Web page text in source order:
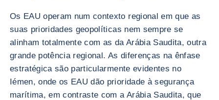
Os EAU operam num contexto regional em que as
suas prioridades geopolíticas nem sempre se
alinham totalmente com as da Arábia Saudita, outra
grande potência regional. As diferenças na ênfase
estratégica são particularmente evidentes no
Iémen, onde os EAU dão prioridade à segurança
marítima, em contraste com a Arábia Saudita, que